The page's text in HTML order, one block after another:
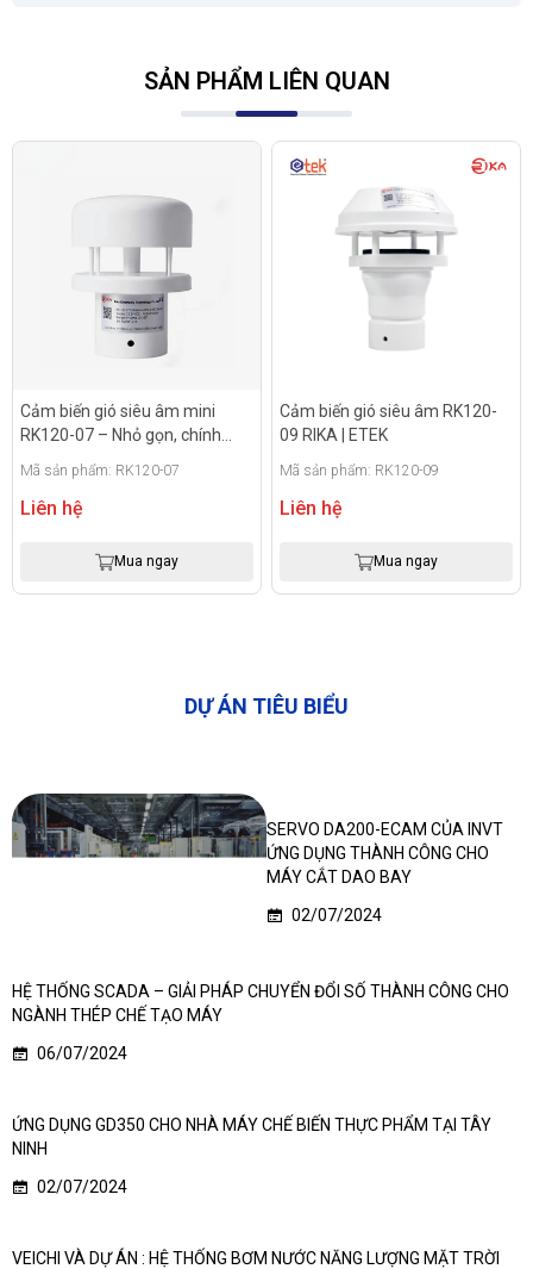
SẢN PHẨM LIÊN QUAN
Cảm biến gió siêu âm mini
RK120-07 – Nhỏ gọn, chính
Mã sản phẩm: RK120-07
Liên hệ
Mua ngay
Cảm biến gió siêu âm RK120-
09 RIKA | ETEK
Mã sản phẩm: RK120-09
Liên hệ
Mua ngay
DỰ ÁN TIÊU BIỂU
SERVO DA200-ECAM CỦA INVT
ỨNG DỤNG THÀNH CÔNG CHO
MÁY CẮT DAO BAY
02/07/2024
HỆ THỐNG SCADA – GIẢI PHÁP CHUYỂN ĐỔI SỐ THÀNH CÔNG CHO
NGÀNH THÉP CHẾ TẠO MÁY
06/07/2024
ỨNG DỤNG GD350 CHO NHÀ MÁY CHẾ BIẾN THỰC PHẨM TẠI TÂY
NINH
02/07/2024
VEICHI VÀ DỰ ÁN : HỆ THỐNG BƠM NƯỚC NĂNG LƯỢNG MẶT TRỜI